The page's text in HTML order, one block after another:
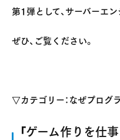
第1弾として、サーバーエ
ぜひ、ご覧ください。
▽カテゴリー：なぜプログ
「ゲーム作りを